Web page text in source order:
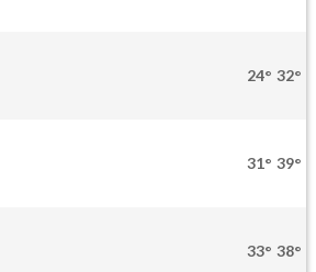
24° 32°
31° 39°
33° 38°